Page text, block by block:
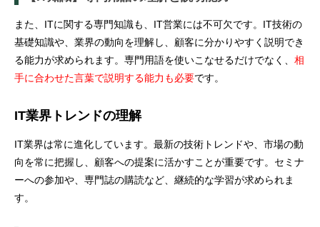
また、ITに関する専門知識も、IT営業には不可欠です。IT技術の
基礎知識や、業界の動向を理解し、顧客に分かりやすく説明でき
る能力が求められます。専門用語を使いこなせるだけでなく、 相
手に合わせた言葉で説明する能力も必要です。
IT業界トレンドの理解
IT業界は常に進化しています。最新の技術トレンドや、市場の動
向を常に把握し、顧客への提案に活かすことが重要です。セミナ
ーへの参加や、専門誌の購読など、継続的な学習が求められま
す。